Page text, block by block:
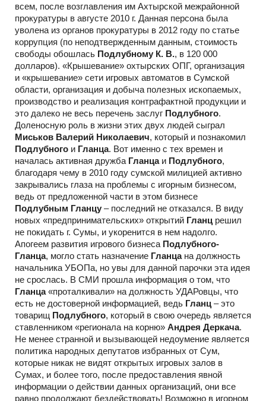
всем, после возглавления им Ахтырской межрайонной
прокуратуры в августе 2010 г. Данная персона была
уволена из органов прокуратуры в 2012 году по статье
коррупция (по неподтвержденным данным, стоимость
свободы обошлась Подлубному К. В., в 120 000
долларов). «Крышевание» охтырских ОПГ, организация
и «крышевание» сети игровых автоматов в Сумской
области, организация и добыча полезных ископаемых,
производство и реализация контрафактной продукции и
это далеко не весь перечень заслуг Подлубного.
Доленосную роль в жизни этих двух людей сыграл
Миськов Валерий Николаевич, который и познакомил
Подлубного и Гланца. Вот именно с тех времен и
началась активная дружба Гланцаи Подлубного,
благодаря чему в 2010 году сумской милицией активно
закрывались глаза на проблемы с игорным бизнесом,
ведь от предложенной части в этом бизнесе
Подлубным Гланцу – последний не отказался. В виду
новых «предпринимательских» открытий Гланц решил
не покидать г. Сумы, и укоренится в нем надолго.
Апогеем развития игрового бизнеса Подлубного-
Гланца, могло стать назначение Гланцана должность
начальника УБОПа, но увы для данной парочки эта идея
не срослась. В СМИ прошла информация о том, что
Гланца«проталкивали» на должность УДАРовцы, что
есть не достоверной информацией, ведь Гланц – это
товарищ Подлубного, который в свою очередь является
ставленником «регионала на корню» Андрея Деркача.
Не менее странной и вызывающей недоумение является
политика народных депутатов избранных от Сум,
которые никак не видят открытых игровых залов в
Сумах, и более того, после предоставления явной
информации о действии данных организаций, они все
равно продолжают бездействовать! Возможно в игорном